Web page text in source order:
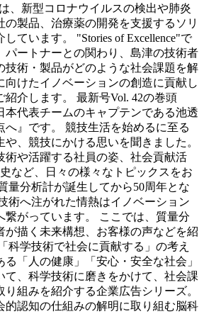
、新型コロナウイルスの検出や肺炎
の製品、治療薬の開発を支援するソリ
ています。 "Stories of Excellence"で
パートナーとの関わり、島津の技術者
技術・製品がどのような社会課題を解
向けたイノベーションの創造に貢献し
紹介します。 最新号Vol. 42の巻頭
本代表チームのキャプテンである池透
へ』です。 競技生活を始めるに至る
や、競技にかける思いを聞きました。
術や活躍する社員の姿、社会貢献活
など、日々の様々なトピックスをお
量分析計が誕生してから50周年とな
術へ注がれた情熱はイノベーション
繋がっています。 ここでは、質量分
が描く未来構想、お客様の声などを紹
科学技術で社会に貢献する」の考え
「人の健康」「安心・安全な社会」
て、科学技術に磨きをかけて、社会課
組みを紹介する企業広告シリーズ。
的認知の仕組みの解明に取り組む脳科